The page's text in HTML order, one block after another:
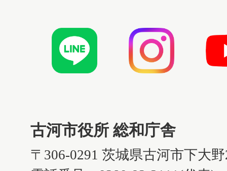
古河市役所 総和庁舎
〒306-0291 茨城県古河市下大